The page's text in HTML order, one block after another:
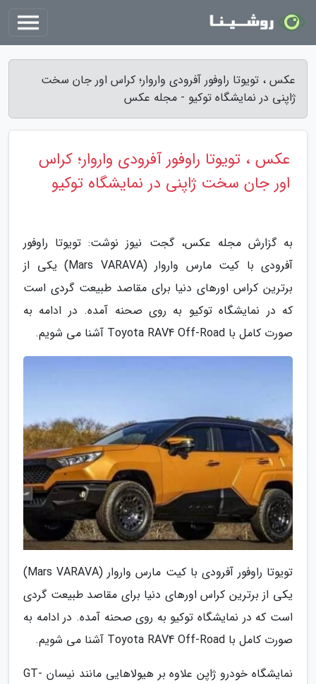
عکس ، تویوتا راوفور آفرودی واروار؛ کراس اور جان سخت
ژاپنی در نمایشگاه توکیو - مجله عکس
عکس ، تویوتا راوفور آفرودی واروار؛ کراس
اور جان سخت ژاپنی در نمایشگاه توکیو
به گزارش مجله عکس، گجت نیوز نوشت: تویوتا راوفور
آفرودی با کیت مارس واروار (Mars VARAVA) یکی از
برترین کراس اورهای دنیا برای مقاصد طبیعت گردی است
که در نمایشگاه توکیو به روی صحنه آمده. در ادامه به
صورت کامل با Toyota RAV4 Off-Road آشنا می شویم.
تویوتا راوفور آفرودی با کیت مارس واروار (Mars VARAVA)
یکی از برترین کراس اورهای دنیا برای مقاصد طبیعت گردی
است که در نمایشگاه توکیو به روی صحنه آمده. در ادامه به
صورت کامل با Toyota RAV4 Off-Road آشنا می شویم.
نمایشگاه خودرو ژاپن علاوه بر هیولاهایی مانند نیسان GT-